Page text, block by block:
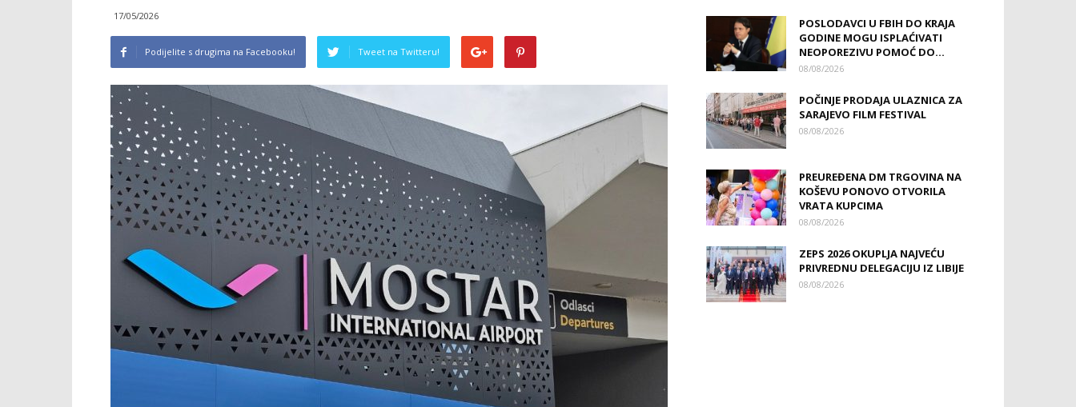
17/05/2026
Podijelite s drugima na Facebooku! Tweet na Twitteru!
POSLODAVCI U FBIH DO KRAJA
GODINE MOGU ISPLAĆIVATI
NEOPOREZIVU POMOĆ DO...
08/08/2026
POČINJE PRODAJA ULAZNICA ZA
SARAJEVO FILM FESTIVAL
08/08/2026
PREUREĐENA DM TRGOVINA NA
KOŠEVU PONOVO OTVORILA
VRATA KUPCIMA
08/08/2026
ZEPS 2026 OKUPLJA NAJVEĆU
PRIVREDNU DELEGACIJU IZ LIBIJE
08/08/2026